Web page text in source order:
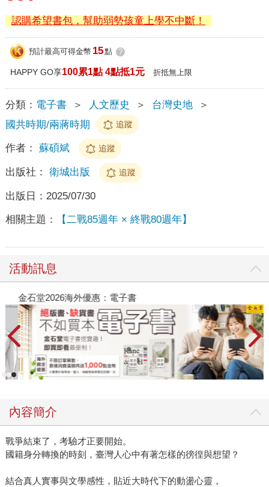
認購希望書包，幫助弱勢孩童上學不中斷！
預計最高可得金幣 15點 ?
HAPPY GO享100累1點 4點抵1元 折抵無上限
分類： 電子書 ＞ 人文歷史 ＞ 台灣史地
＞
國共時期/兩蔣時期
追蹤
作者： 蘇碩斌 追蹤
出版社： 衛城出版 追蹤
出版日： 2025/07/30
相關主題： 【二戰85週年 × 終戰80週年】
活動訊息
金石堂2026海外優惠：電子書
內容簡介
戰爭結束了，考驗才正要開始。
國籍身分轉換的時刻，臺灣人心中有著怎樣的徬徨與想望？
結合真人實事與文學感性，貼近大時代下的動盪心靈，